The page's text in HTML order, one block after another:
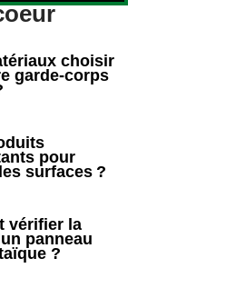
choisir
garde-corps
pour
surfaces ?
vérifier la
panneau
?